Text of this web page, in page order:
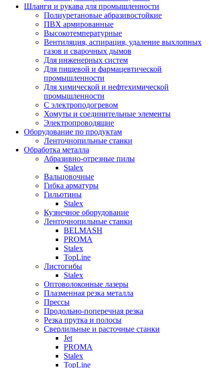
Шланги и рукава для промышленности
Полиуретановые абразивостойкие
ПВХ армированные
Высокотемпературные
Вентиляция, аспирация, удаление выхлопных
газов и сварочных дымов
Для инженерных систем
Для пищевой и фармацевтической
промышленности
Для химической и нефтехимической
промышленности
С электроподогревом
Хомуты и соединительные элементы
Электропроводящие
Оборудование по продуктам
Ленточнопильные станки
Обработка металла
Абразивно-отрезные пилы
Stalex
Вальцовочные
Гибка арматуры
Гильотины
Stalex
Кузнечное оборудование
Ленточнопильные станки
BELMASH
PROMA
Stalex
TopLine
Листогибы
Stalex
Оптоволоконные лазеры
Плазменная резка металла
Прессы
Продольно-поперечная резка
Резка прутка и полосы
Сверлильные и расточные станки
Jet
PROMA
Stalex
TopLine